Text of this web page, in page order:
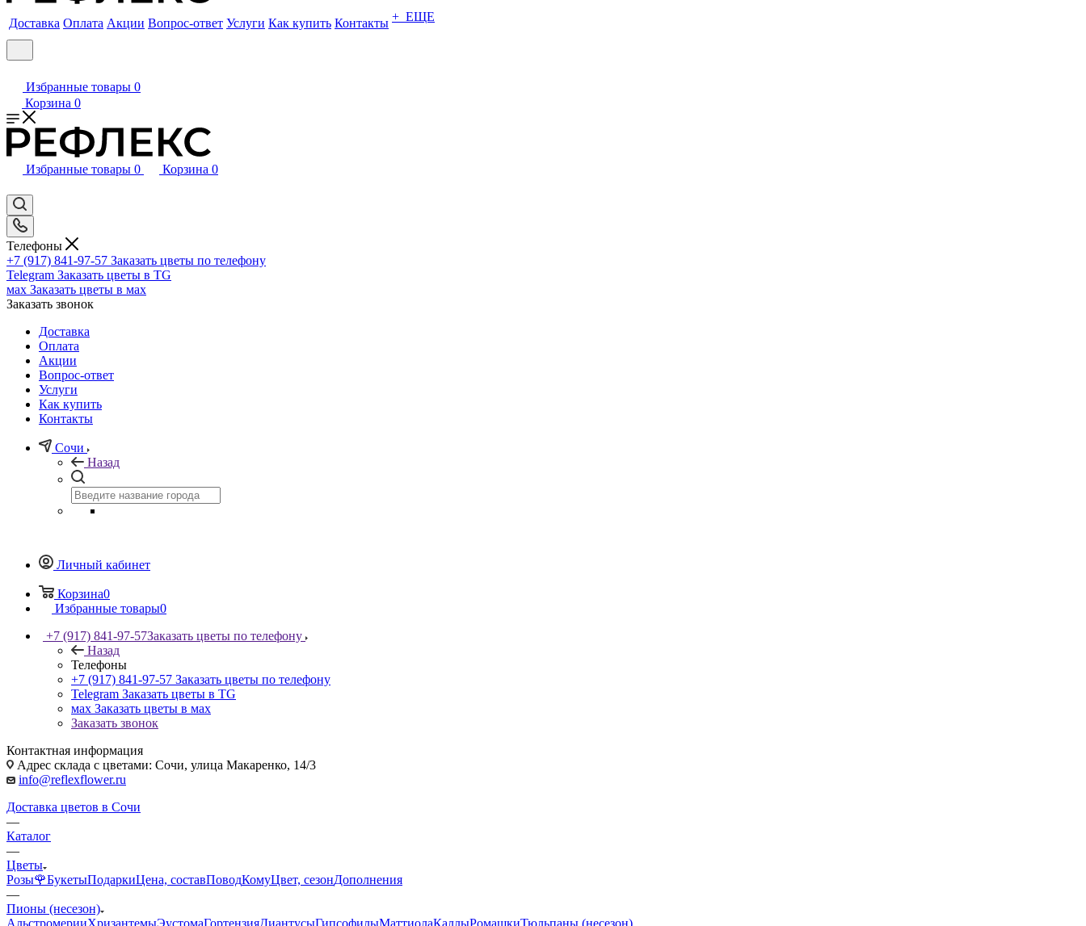
Доставка Оплата Акции Вопрос-ответ Услуги Как купить Контакты + ЕЩЕ
Избранные товары 0
Корзина 0
Избранные товары 0 Корзина 0
Телефоны
+7 (917) 841-97-57 Заказать цветы по телефону
Telegram Заказать цветы в TG
мах Заказать цветы в мах
Заказать звонок
Доставка
Оплата
Акции
Вопрос-ответ
Услуги
Как купить
Контакты
Сочи
Назад
Личный кабинет
Корзина0
Избранные товары0
+7 (917) 841-97-57Заказать цветы по телефону
Назад
Телефоны
+7 (917) 841-97-57 Заказать цветы по телефону
Telegram Заказать цветы в TG
мах Заказать цветы в мах
Заказать звонок
Контактная информация
Адрес склада с цветами: Сочи, улица Макаренко, 14/3
info@reflexflower.ru
Доставка цветов в Сочи
—
Каталог
—
Цветы
Розы🌹БукетыПодаркиЦена, составПоводКомуЦвет, сезонДополнения
—
Пионы (несезон)
АльстромерииХризантемыЭустомаГортензияДиантусыГипсофилыМаттиолаКаллыРомашкиТюльпаны (несезон)